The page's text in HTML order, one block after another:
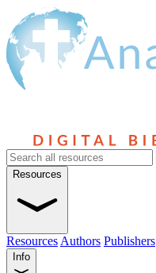
Resources
Resources Authors Publishers
Info